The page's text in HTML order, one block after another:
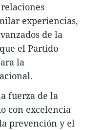
experiencias,
de la
el Partido
la
fuerza de la
con excelencia
prevención y el